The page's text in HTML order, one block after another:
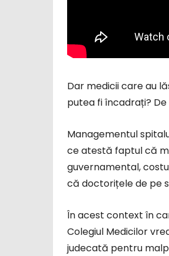
Dar medicii care au
putea fi încadrați?
Managementul
ce atestă faptul că
guvernamental,
că doctorițele de pe
În acest context în
Colegiul Medicilor
judecată pentru